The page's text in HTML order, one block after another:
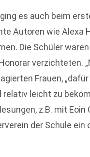
es auch beim
Autoren wie Alexa
Die Schüler
verzichteten.
Frauen,
leicht zu
z.B. mit
der Schule ein